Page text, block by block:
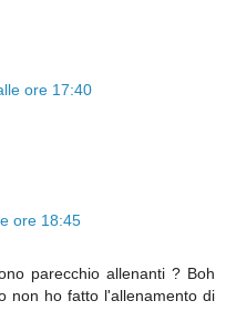
ore 17:40
ore 18:45
parecchio allenanti ? Boh
non ho fatto l'allenamento di